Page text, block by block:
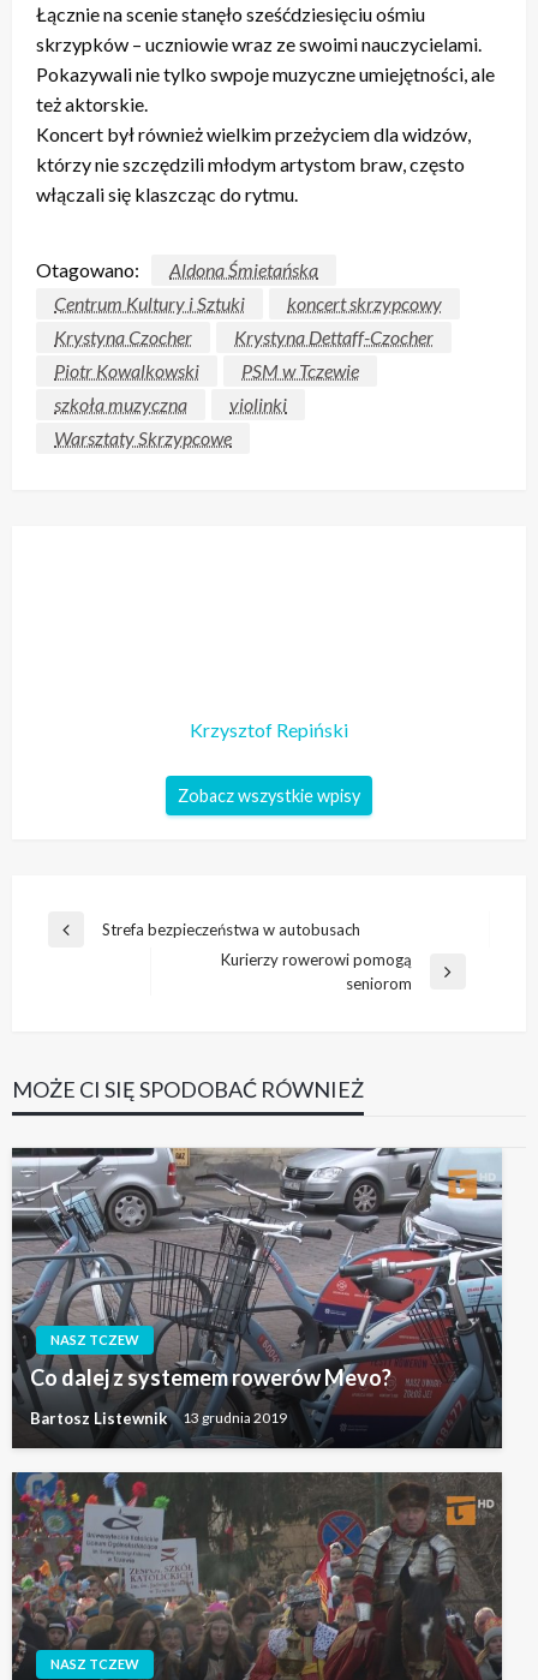
Łącznie na scenie stanęło sześćdziesięciu ośmiu
skrzypków – uczniowie wraz ze swoimi nauczycielami.
Pokazywali nie tylko swpoje muzyczne umiejętności, ale
też aktorskie.
Koncert był również wielkim przeżyciem dla widzów,
którzy nie szczędzili młodym artystom braw, często
włączali się klaszcząc do rytmu.
Otagowano:
Aldona Śmietańska
Centrum Kultury i Sztuki
koncert skrzypcowy
Krystyna Czocher
Krystyna Dettaff-Czocher
Piotr Kowalkowski
PSM w Tczewie
szkoła muzyczna
violinki
Warsztaty Skrzypcowe
Krzysztof Repiński
Zobacz wszystkie wpisy
Nawigacja
Poprzedni
Strefa bezpieczeństwa w autobusach
Kurierzy rowerowi pomogą
seniorom
MOŻE CI SIĘ SPODOBAĆ RÓWNIEŻ
NASZ TCZEW
Co dalej z systemem rowerów Mevo?
Bartosz Listewnik 13 grudnia 2019
NASZ TCZEW